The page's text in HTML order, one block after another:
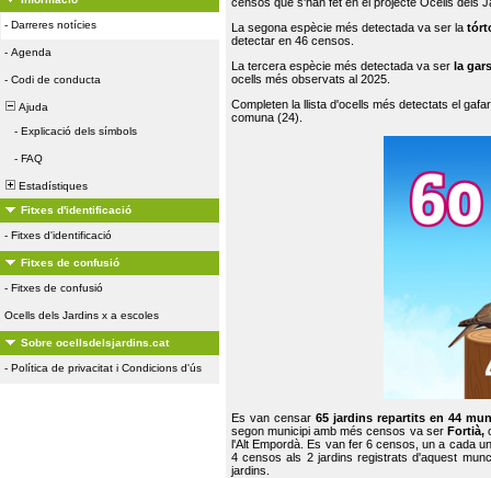
- Darreres notícies
- Agenda
- Codi de conducta
Ajuda
- Explicació dels símbols
- FAQ
Estadístiques
Fitxes d'identificació
- Fitxes d'identificació
Fitxes de confusió
- Fitxes de confusió
Ocells dels Jardins x a escoles
Sobre ocellsdelsjardins.cat
- Política de privacitat i Condicions d'ús
La segona espècie més detectada va ser la
detectar en 46 censos.
La tercera espècie més detectada va ser la
ocells més observats al 2025.
Completen la llista d'ocells més detectats el
comuna (24).
Es van censar65 jardins repartits en 44
segon municipi amb més censos va ser Fortià,
l'Alt Empordà. Es van fer 6 censos, un a cada
4 censos als 2 jardins registrats d'aquest
jardins.